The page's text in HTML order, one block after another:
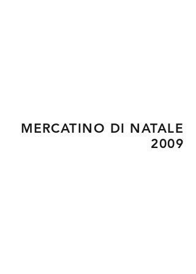
MERCATINO DI NATALE
2009